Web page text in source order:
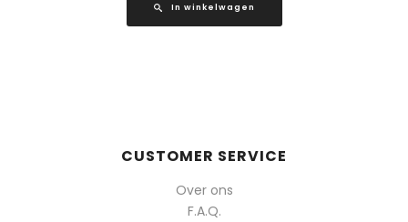
In winkelwagen
CUSTOMER SERVICE
Over ons
F.A.Q.